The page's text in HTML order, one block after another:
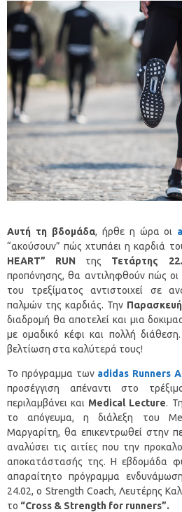
Αυτή τη βδομάδα, ήρθε η ώρα οι
“ακούσουν” πώς χτυπάει η καρδιά
HEART” RUN της Τετάρτης
προπόνησης, θα αντιληφθούν πώς οι
του τρεξίματος αντιστοιχεί σε
παλμών της καρδιάς. Την
διαδρομή θα αποτελεί και μια
με ομαδικό κέφι και πολλή
βελτίωση στα καλύτερά τους!
Το πρόγραμμα των adidas Runners
προσέγγιση απέναντι στο
περιλαμβάνει και Medical Lecture.
το απόγευμα, η διάλεξη του
Μαργαρίτη, θα επικεντρωθεί στην
αναλύσει τις αιτίες που την
αποκατάστασής της. Η εβδομάδα
απαραίτητο πρόγραμμα
24.02, ο Strength Coach, Λευτέρης
το “Cross & Strength for runners”.